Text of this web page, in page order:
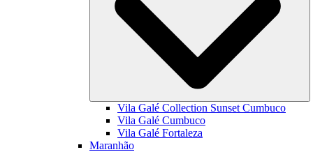
Vila Galé Collection Sunset Cumbuco
Vila Galé Cumbuco
Vila Galé Fortaleza
Maranhão